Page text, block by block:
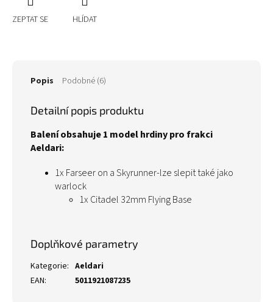
ZEPTAT SE HLÍDAT
Popis Podobné (6)
Detailní popis produktu
Balení obsahuje 1 model hrdiny pro frakci
Aeldari:
1x Farseer on a Skyrunner-lze slepit také jako
warlock
1x Citadel 32mm Flying Base
Doplňkové parametry
Kategorie: Aeldari
EAN: 5011921087235